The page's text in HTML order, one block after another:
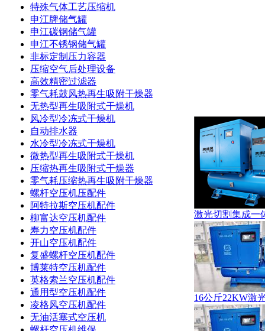
特殊气体工艺压缩机
申江牌储气罐
申江碳钢储气罐
申江不锈钢储气罐
非标定制压力容器
压缩空气后处理设备
高效精密过滤器
零气耗鼓风热再生吸附干燥器
无热型再生吸附式干燥机
风冷型冷冻式干燥机
自动排水器
水冷型冷冻式干燥机
微热型再生吸附式干燥机
压缩热再生吸附式干燥器
零气耗压缩热再生吸附干燥器
螺杆空压机压配件
阿特拉斯空压机配件
柳富达空压机配件
寿力空压机配件
开山空压机配件
复盛螺杆空压机配件
博莱特空压机配件
英格索兰空压机配件
通用型空压机配件
凌格风空压机配件
无油活塞式空压机
激光切割集成一
16公斤22KW激